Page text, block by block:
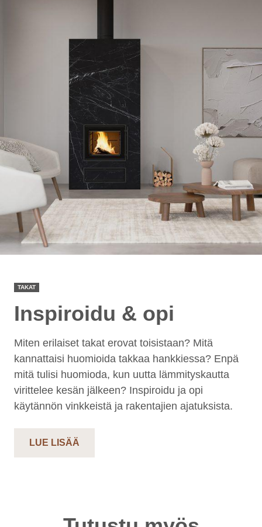
TAKAT
Inspiroidu & opi
Miten erilaiset takat erovat toisistaan? Mitä
kannattaisi huomioida takkaa hankkiessa? Enpä
mitä tulisi huomioda, kun uutta lämmityskautta
virittelee kesän jälkeen? Inspiroidu ja opi
käytännön vinkkeistä ja rakentajien ajatuksista.
LUE LISÄÄ